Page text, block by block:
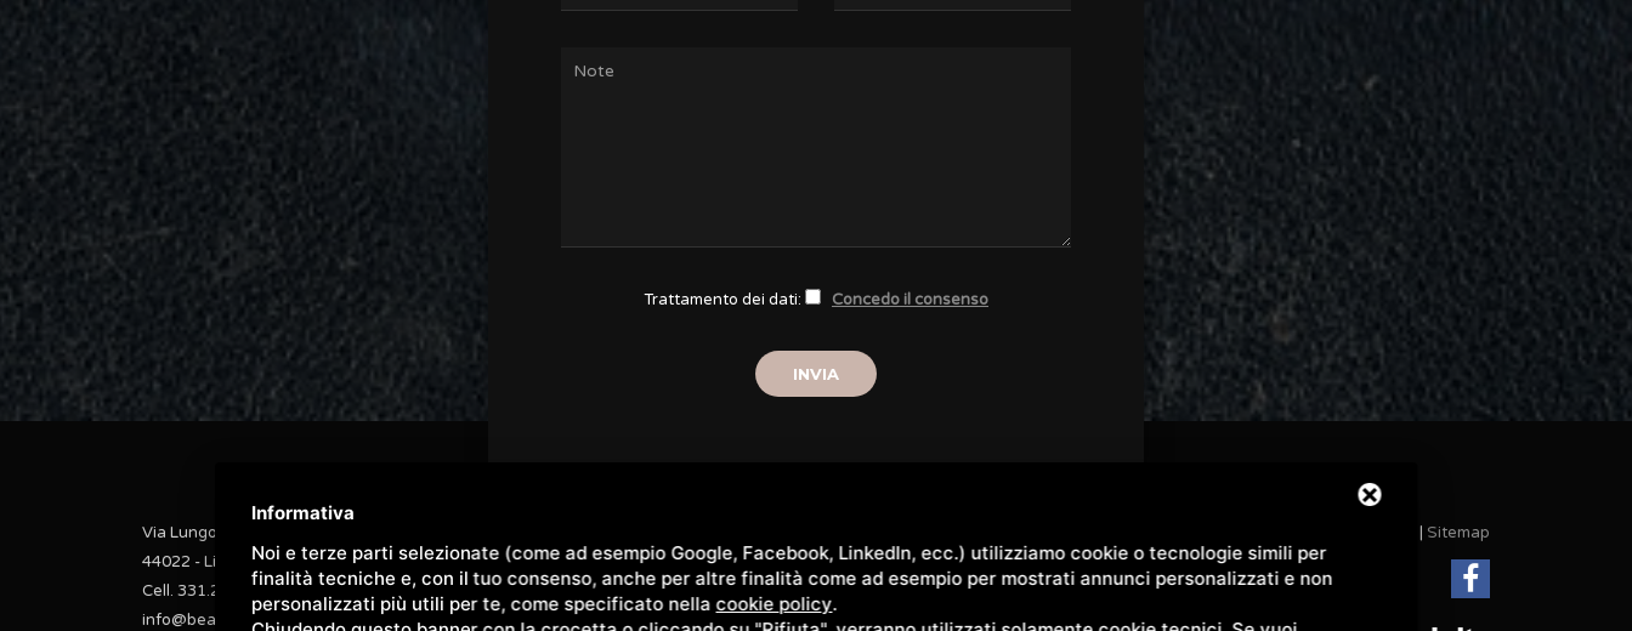
Trattamento dei dati: Concedo il consenso
Via Lungomare Italia, 5
44022 - Lido delle Nazioni (FE)
Cell. 331.2208883
info@beachlido.it | p.iva 02000200382
| Sitemap
Informativa
Noi e terze parti selezionate (come ad esempio Google, Facebook, LinkedIn, ecc.) utilizziamo cookie o tecnologie simili per
finalità tecniche e, con il tuo consenso, anche per altre finalità come ad esempio per mostrati annunci personalizzati e non
personalizzati più utili per te, come specificato nellacookie policy.